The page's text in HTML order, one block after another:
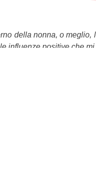
della nonna, o
influenze positive che